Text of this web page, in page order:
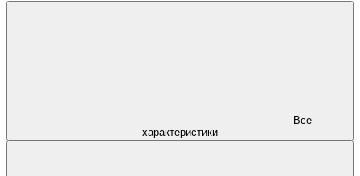
характеристики